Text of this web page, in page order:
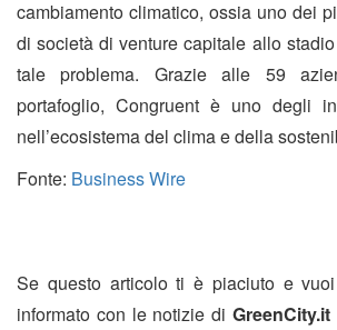
cambiamento climatico, ossia uno dei
di società di venture capitale allo
tale problema. Grazie alle 59
portafoglio, Congruent è uno degli
nell’ecosistema del clima e della
Fonte: Business Wire
Se questo articolo ti è piaciuto e
informato con le notizie di GreenCity.it